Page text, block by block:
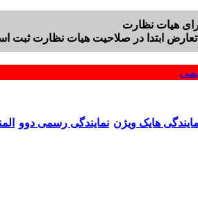
ابتدا در صلاحیت هیات نظارت ثبت
هایک ویژن نمایندگی رسمی دوو